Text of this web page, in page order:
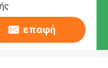
επαφή